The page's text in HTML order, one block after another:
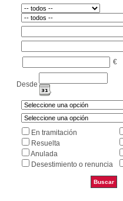
€
Desde
En tramitación
Resuelta
Anulada
Desestimiento o renuncia